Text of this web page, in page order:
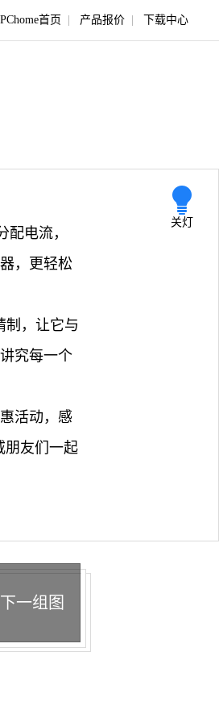
PChome首页 产品报价 下载中心
关灯
电流，
，更轻松
制，让它与
究每一个
活动，感
朋友们一起
下一组图